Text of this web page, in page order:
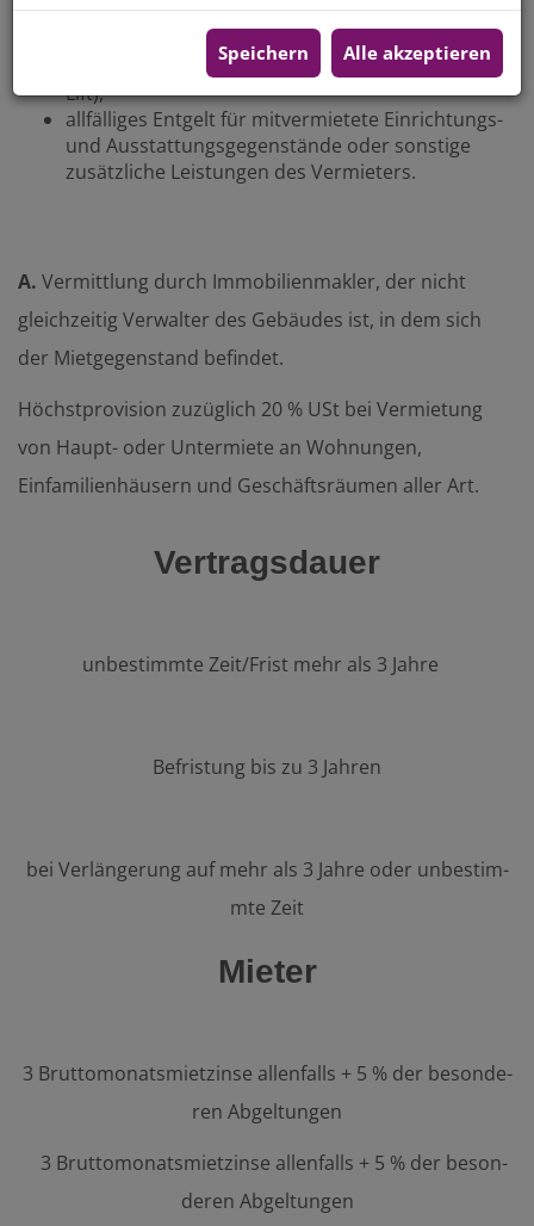
anteilige Betriebskosten und laufende öffentl.
Anteil für allfällige besondere Aufwendungen (z.B.
Lift),
allfälliges Entgelt für mitvermietete Einrichtungs-
und Ausstattungsgegenstände oder sonstige
zusätzliche Leistungen des Vermieters.
A. Vermittlung durch Immobilienmakler, der nicht
gleichzeitig Verwalter des Ge­bäu­des ist, in dem sich
der Mietgegenstand befindet.
Höchstprovision zuzüglich 20 % USt bei Vermietung
von Haupt- oder Untermiete an Wohnungen,
Einfamilienhäusern und Geschäftsräumen aller Art.
Vertragsdauer
unbestimmte Zeit/Frist mehr als 3 Jahre
Befristung bis zu 3 Jahren
bei Verlängerung auf mehr als 3 Jahre oder un­be­stim­
mte Zeit
Mieter
3 Bruttomonatsmietzinse allenfalls + 5 % der be­son­de­
ren Abgeltungen
3 Bruttomonatsmietzinse allenfalls + 5 % der be­son­
de­ren Abgeltungen
Speichern Alle akzeptieren